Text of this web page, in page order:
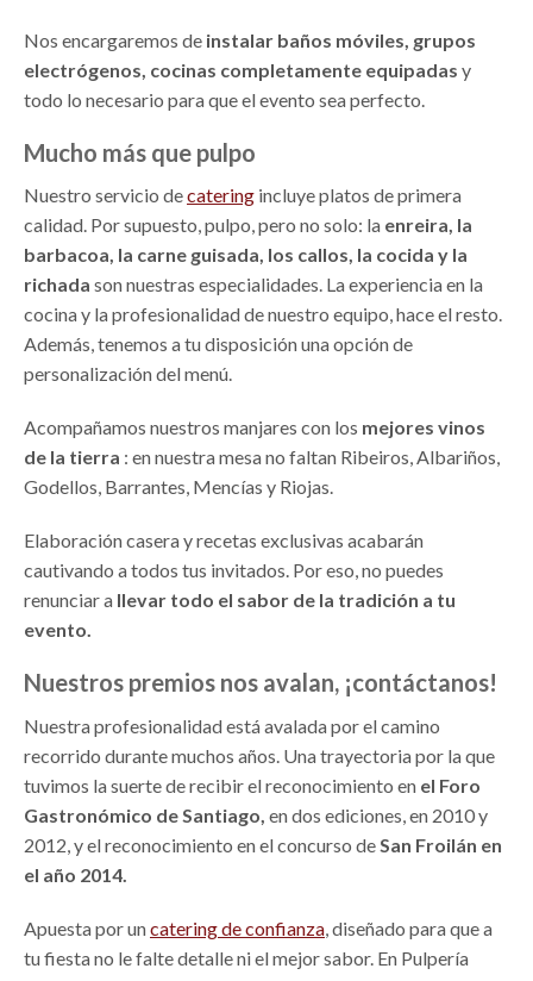
Nos encargaremos de instalar baños móviles, grupos
electrógenos, cocinas completamente equipadas y
todo lo necesario para que el evento sea perfecto.
Mucho más que pulpo
Nuestro servicio decatering incluye platos de primera
calidad. Por supuesto, pulpo, pero no solo: la enreira, la
barbacoa, la carne guisada, los callos, la cocida y la
richada son nuestras especialidades. La experiencia en la
cocina y la profesionalidad de nuestro equipo, hace el resto.
Además, tenemos a tu disposición una opción de
personalización del menú.
Acompañamos nuestros manjares con los mejores vinos
de la tierra : en nuestra mesa no faltan Ribeiros, Albariños,
Godellos, Barrantes, Mencías y Riojas.
Elaboración casera y recetas exclusivas acabarán
cautivando a todos tus invitados. Por eso, no puedes
renunciar a llevar todo el sabor de la tradición a tu
evento.
Nuestros premios nos avalan, ¡contáctanos!
Nuestra profesionalidad está avalada por el camino
recorrido durante muchos años. Una trayectoria por la que
tuvimos la suerte de recibir el reconocimiento en el Foro
Gastronómico de Santiago, en dos ediciones, en 2010 y
2012, y el reconocimiento en el concurso de San Froilán en
el año 2014.
Apuesta por uncatering de confianza , diseñado para que a
tu fiesta no le falte detalle ni el mejor sabor. En Pulpería